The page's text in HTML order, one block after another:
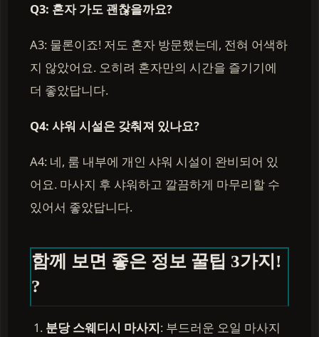
Q3: 혼자 가도 괜찮을까요?
A3: 물론이죠! 저도 혼자 방문했는데, 전혀 어색하
지 않았어요. 오히려 혼자만의 시간을 즐기기에
더 좋았답니다.
Q4: 샤워 시설은 갖춰져 있나요?
A4: 네, 룸 내부에 개인 샤워 시설이 완비되어 있
어요. 마사지 후 샤워하고 깔끔하게 마무리할 수
있어서 좋았답니다.
함께 보면 좋은 정보 꿀팁 3가지!
?
분당 스웨디시 마사지: 부드러운 오일 마사지